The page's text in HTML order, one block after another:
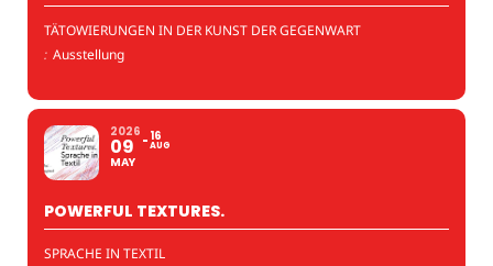
TÄTOWIERUNGEN IN DER KUNST DER GEGENWART
: Ausstellung
2026
09
MAY
16
AUG
POWERFUL TEXTURES.
SPRACHE IN TEXTIL